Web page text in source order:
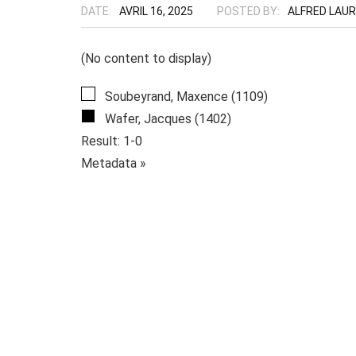
DATE: AVRIL 16, 2025 POSTED BY: ALFRED
(No content to display)
Soubeyrand, Maxence (1109)
Wafer, Jacques (1402)
Result: 1-0
Metadata »